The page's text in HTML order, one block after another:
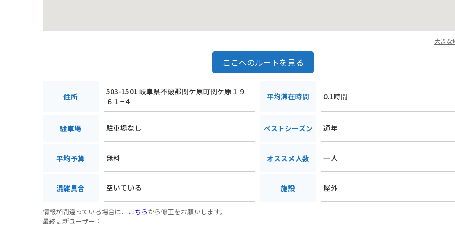
大きな
ここへのルートを見る
住所
503-1501 岐阜県不破郡関ケ原町関ケ原１９
６１−４
平均滞在時間 0.1時間
駐車場 駐車場なし ベストシーズン 通年
平均予算 無料 オススメ人数 一人
混雑具合 空いている 施設 屋外
情報が間違っている場合は、 こちらから修正をお願いします。
最終更新ユーザー：